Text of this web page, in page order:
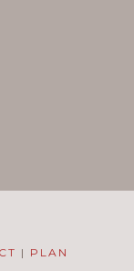
| PLAN